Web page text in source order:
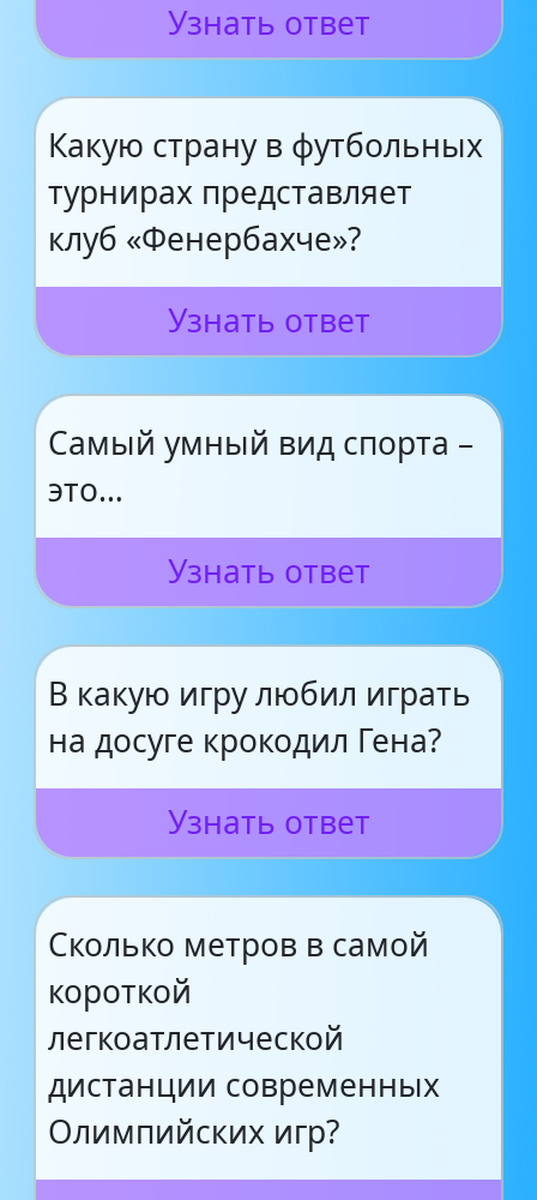
Узнать ответ
Какую страну в футбольных
турнирах представляет
клуб «Фенербахче»?
Узнать ответ
Самый умный вид спорта –
это…
Узнать ответ
В какую игру любил играть
на досуге крокодил Гена?
Узнать ответ
Сколько метров в самой
короткой
легкоатлетической
дистанции современных
Олимпийских игр?